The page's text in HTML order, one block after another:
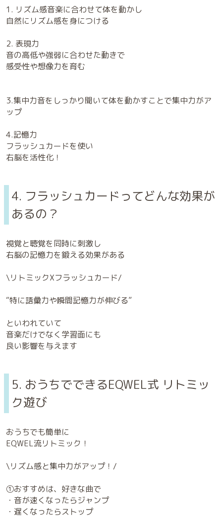
1. リズム感音楽に合わせて体を動かし
自然にリズム感を身につける
2. 表現力
音の高低や強弱に合わせた動きで
感受性や想像力を育む
3.集中力音をしっかり聞いて体を動かすことで集中力がア
ップ
4.記憶力
フラッシュカードを使い
右脳を活性化！
4. フラッシュカードってどんな効果が
あるの？
視覚と聴覚を同時に刺激し
右脳の記憶力を鍛える効果がある
\リトミックXフラッシュカード/
“特に語彙力や瞬間記憶力が伸びる”
といわれていて
音楽だけでなく学習面にも
良い影響を与えます
5. おうちでできるEQWEL式 リトミッ
ク遊び
おうちでも簡単に
EQWEL流リトミック！
\リズム感と集中力がアップ！/
①おすすめは、好きな曲で
・音が速くなったらジャンプ
・遅くなったらストップ